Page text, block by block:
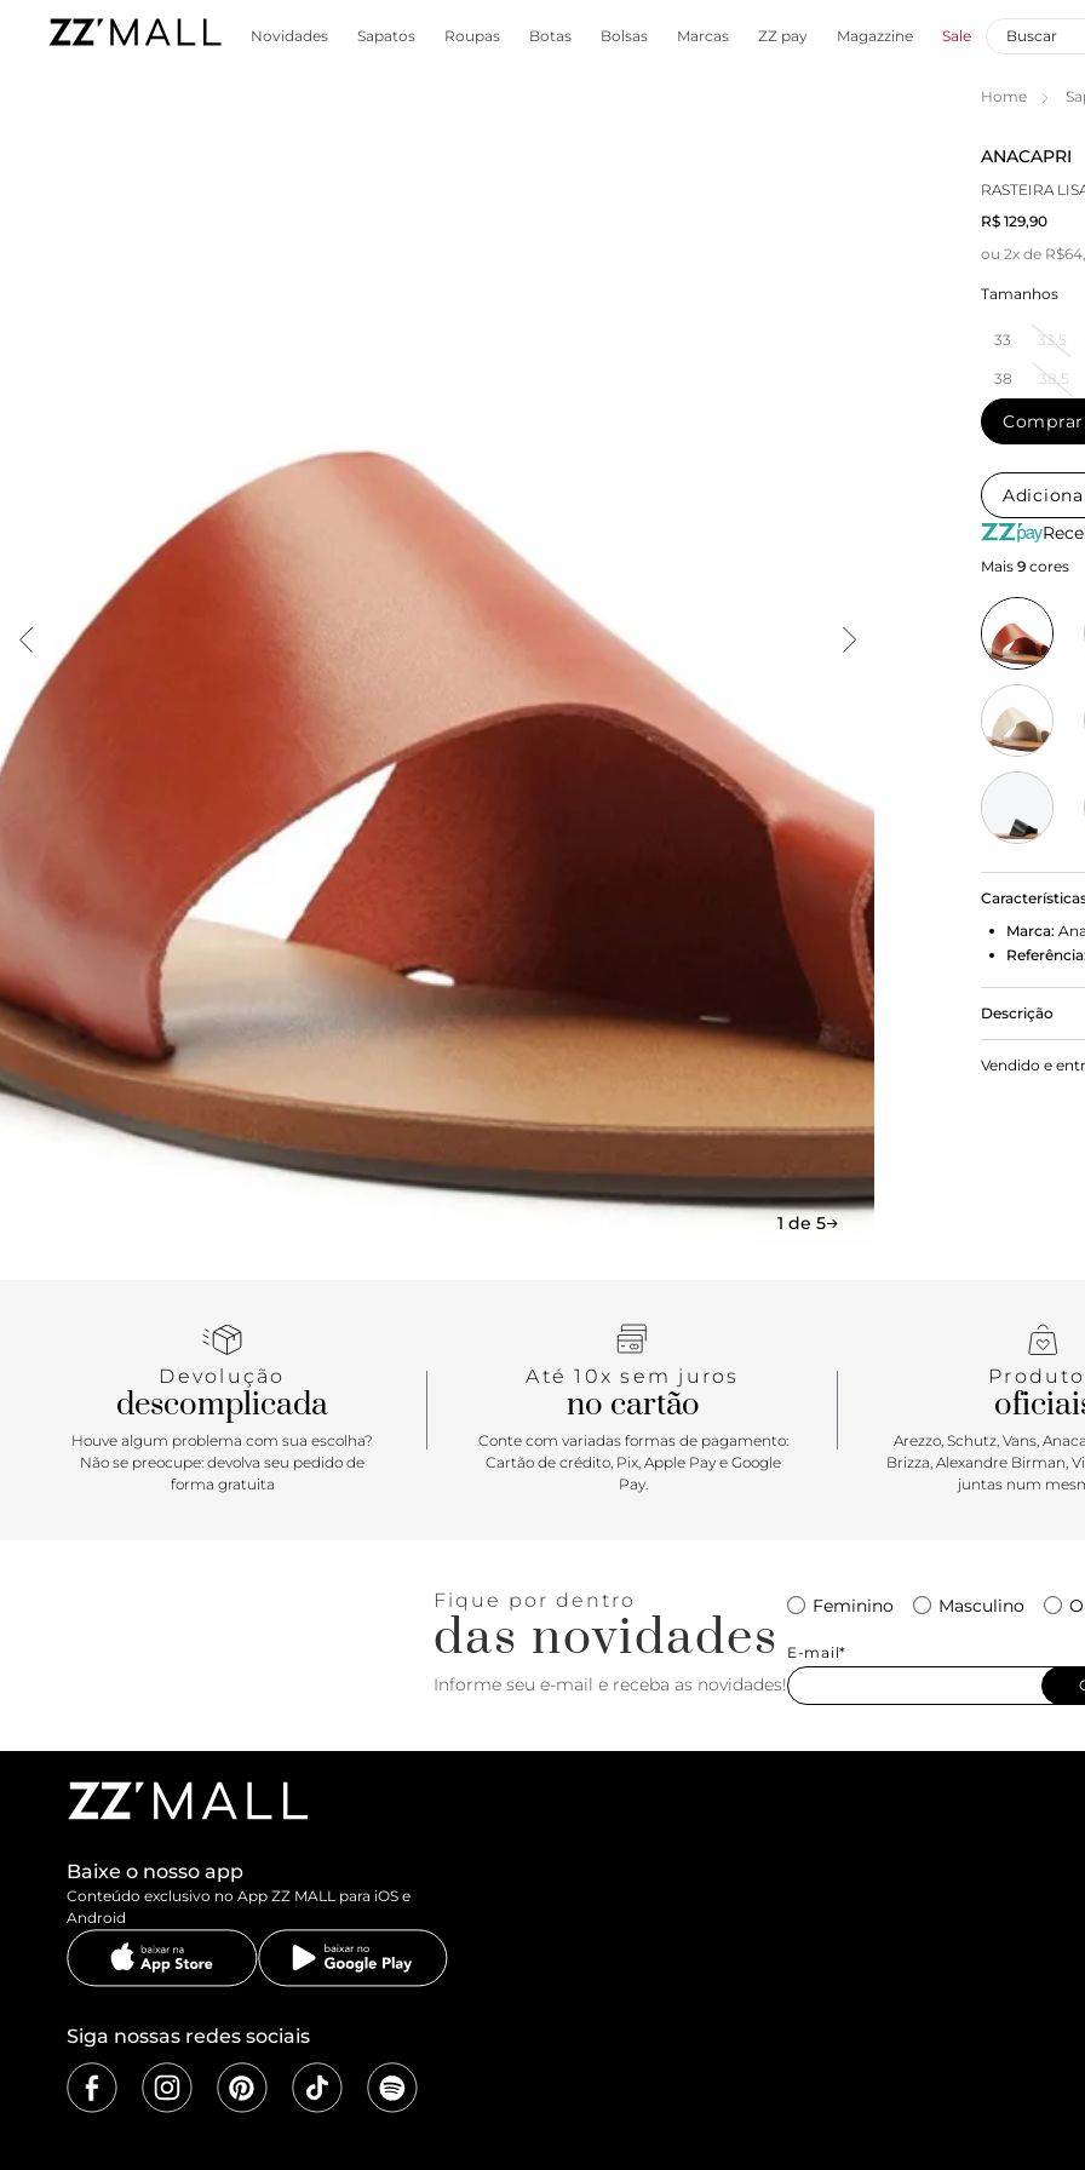
Novidades Sapatos Roupas Botas Bolsas Marcas ZZ pay Magazzine Sale
1 de 5
Home
ANACAPRI
RASTEIRA
R$ 129,90
ou 2x de
Tamanhos
33 33.5
38 38.5
Comprar
Mais 9 cores
Marca:
Referência:
Descrição
Rasteira
rasteiro
Vendido e
Devolução
descomplicada
Houve algum problema com sua escolha?
Não se preocupe: devolva seu pedido de
forma gratuita
Até 10x sem juros
no cartão
Conte com variadas formas de pagamento:
Cartão de crédito, Pix, Apple Pay e Google
Pay.
Arezzo, Schutz, Vans,
Brizza, Alexandre Birman,
juntas num
Fique por dentro
das novidades
Informe seu e-mail e receba as novidades!
Feminino Masculino
E-mail*
Baixe o nosso app
Conteúdo exclusivo no App ZZ MALL para iOS e
Android
Siga nossas redes sociais